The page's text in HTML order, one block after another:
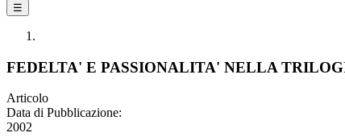
☰
FEDELTA' E PASSIONALITA' NELLA
Articolo
Data di Pubblicazione:
2002